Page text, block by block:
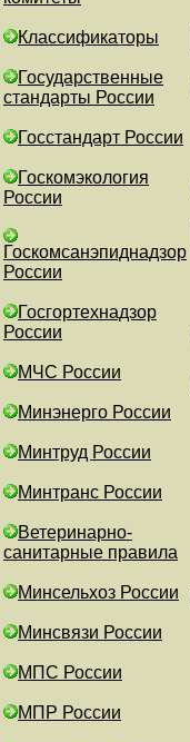
Классификаторы
Государственные
стандарты России
Госстандарт России
Госкомэкология
России
Госкомсанэпиднадзор
России
Госгортехнадзор
России
МЧС России
Минэнерго России
Минтруд России
Минтранс России
Ветеринарно-
санитарные правила
Минсельхоз России
Минсвязи России
МПС России
МПР России